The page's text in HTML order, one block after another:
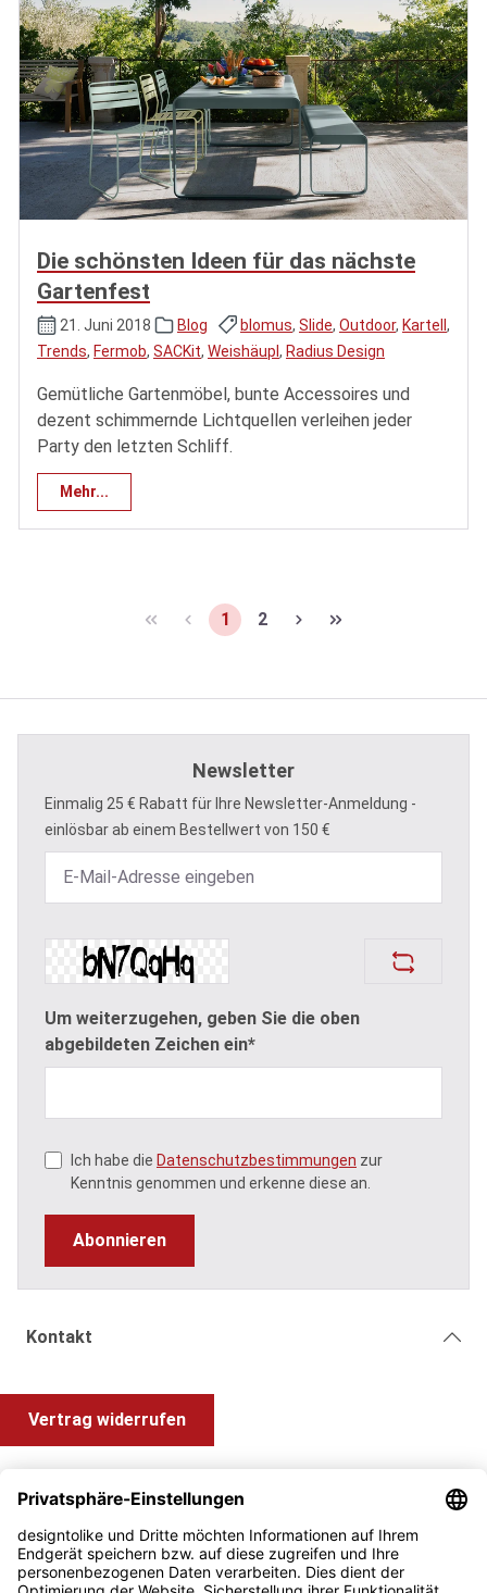
Die schönsten Ideen für das nächste
Gartenfest
21. Juni 2018 Blog blomus, Slide, Outdoor, Kartell ,
Trends, Fermob, SACKit, Weishäupl , Radius Design
Gemütliche Gartenmöbel, bunte Accessoires und
dezent schimmernde Lichtquellen verleihen jeder
Party den letzten Schliff.
Mehr...
1 2
Newsletter
Einmalig 25 € Rabatt für Ihre Newsletter-Anmeldung -
einlösbar ab einem Bestellwert von 150 €
Um weiterzugehen, geben Sie die oben
abgebildeten Zeichen ein*
Ich habe die Datenschutzbestimmungen zur
Kenntnis genommen und erkenne diese an.
Abonnieren
Kontakt
Vertrag widerrufen
Information und Impressum